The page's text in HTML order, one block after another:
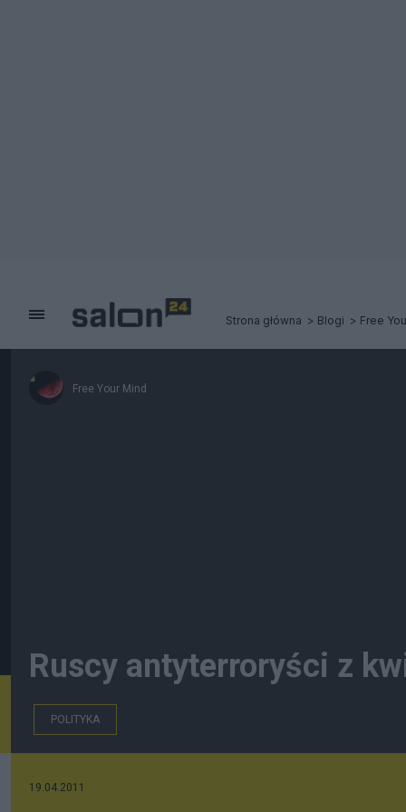
Strona główna Blogi Free
Free Your Mind
Ruscy antyterroryści z
POLITYKA
19.04.2011